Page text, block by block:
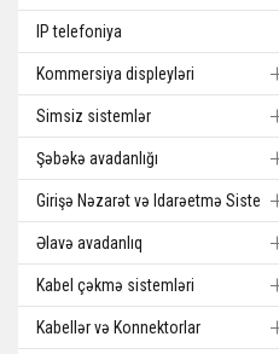
IP telefoniya
Kommersiya displeyləri
Simsiz sistemlər
Şəbəkə avadanlığı
Girişə Nəzarət və Idarəetmə Sistemi
Əlavə avadanlıq
Kabel çəkmə sistemləri
Kabellər və Konnektorlar